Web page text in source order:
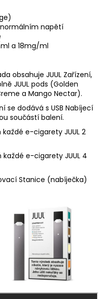
)
napětí
a 18mg/ml
obsahuje JUUL Zařízení,
JUUL pods (Golden
a Mango Nectar).
se dodává s USB Nabíjecí
součástí balení.
e-cigarety JUUL 2
každé e-cigarety JUUL 4
Stanice (nabíječka)